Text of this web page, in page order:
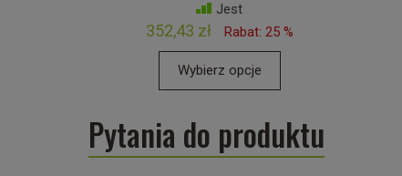
Jest
352,43 zł Rabat: 25 %
Wybierz opcje
Pytania do produktu